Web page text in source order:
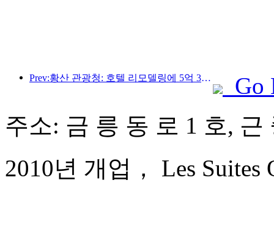
Prev:황산 관광청: 호텔 리모델링에 5억 3천만 위안 투자 계획
Go
주소: 금 릉 동 로 1 호, 근
2010년 개업， Les Suites